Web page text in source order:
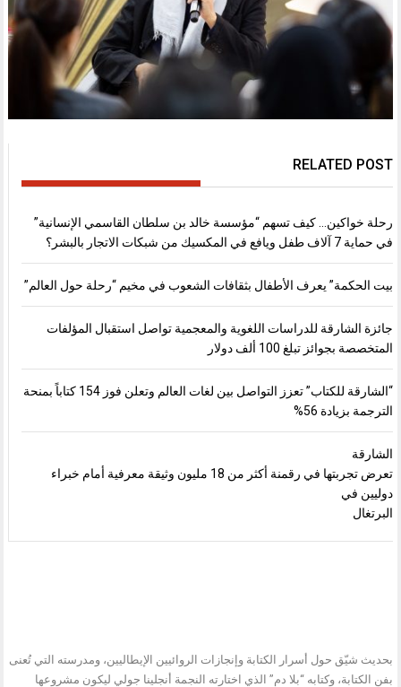
RELATED POST
رحلة خواكين… كيف تسهم “مؤسسة خالد بن سلطان القاسمي الإنسانية”
في حماية 7 آلاف طفل ويافع في المكسيك من شبكات الاتجار بالبشر؟
بيت الحكمة” يعرف الأطفال بثقافات الشعوب في مخيم “رحلة حول العالم”
جائزة الشارقة للدراسات اللغوية والمعجمية تواصل استقبال المؤلفات
المتخصصة بجوائز تبلغ 100 ألف دولار
“الشارقة للكتاب” تعزز التواصل بين لغات العالم وتعلن فوز 154 كتاباً بمنحة
الترجمة بزيادة 56%
الشارقة
تعرض تجربتها في رقمنة أكثر من 18 مليون وثيقة معرفية أمام خبراء
دوليين في
البرتغال
بحديث شيّق حول أسرار الكتابة وإنجازات الروائيين الإيطاليين، ومدرسته التي تُعنى
بفن الكتابة، وكتابه “بلا دم” الذي اختارته النجمة أنجلينا جولي ليكون مشروعها